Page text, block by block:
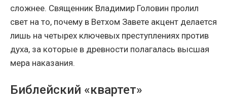
сложнее. Священник Владимир Головин пролил
свет на то, почему в Ветхом Завете акцент делается
лишь на четырех ключевых преступлениях против
духа, за которые в древности полагалась высшая
мера наказания.
Библейский «квартет»